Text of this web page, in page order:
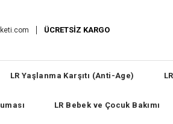
ÜCRETSİZ KARGO
LR Yaşlanma Karşıtı (Anti-Age)
LR Bebek ve Çocuk Bakımı